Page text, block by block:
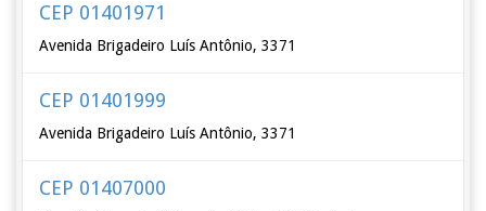
CEP 01401971
Avenida Brigadeiro Luís Antônio, 3371
CEP 01401999
Avenida Brigadeiro Luís Antônio, 3371
CEP 01407000